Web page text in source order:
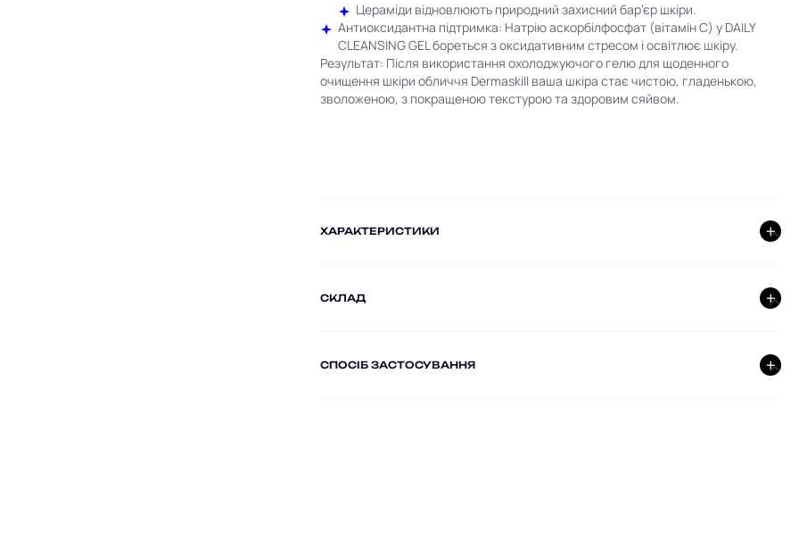
Цераміди відновлюють природний захисний бар’єр шкіри.
Антиоксидантна підтримка: Натрію аскорбілфосфат (вітамін C) у DAILY
CLEANSING GEL бореться з оксидативним стресом і освітлює шкіру.
Результат: Після використання охолоджуючого гелю для щоденного
очищення шкіри обличчя Dermaskill ваша шкіра стає чистою, гладенькою,
зволоженою, з покращеною текстурою та здоровим сяйвом.
ХАРАКТЕРИСТИКИ
СКЛАД
СПОСІБ ЗАСТОСУВАННЯ